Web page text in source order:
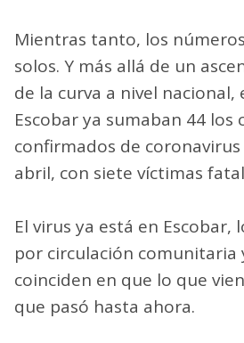
Mientras tanto, los
solos. Y más allá de un
de la curva a nivel
Escobar ya sumaban 44 los
confirmados de
abril, con siete víctimas
El virus ya está en Escobar,
por circulación comunitaria
coinciden en que lo que
que pasó hasta ahora.